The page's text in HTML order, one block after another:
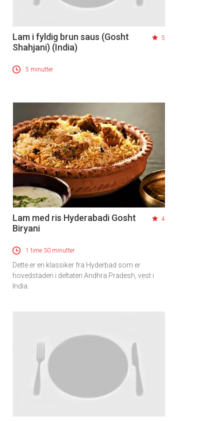
Lam i fyldig brun saus (Gosht
Shahjani) (India)
5
5 minutter
Lam med ris Hyderabadi Gosht
Biryani
4
1 time 30 minutter
Dette er en klassiker fra Hyderbad som er
hovedstaden i deltaten Andhra Pradesh, vest i
India.